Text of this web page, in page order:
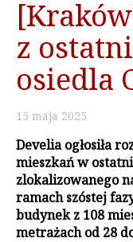
z
osiedla
15 maja 2025
Develia ogłosiła
mieszkań w
zlokalizowanego
ramach szóstej
budynek z 108
metrażach od 28